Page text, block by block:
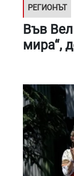
РЕГИОНЪТ
Във
мира“,